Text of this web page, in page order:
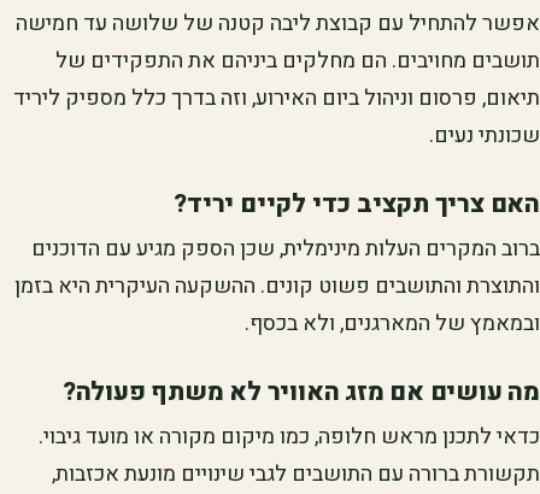
אפשר להתחיל עם קבוצת ליבה קטנה של שלושה עד חמישה
תושבים מחויבים. הם מחלקים ביניהם את התפקידים של
תיאום, פרסום וניהול ביום האירוע, וזה בדרך כלל מספיק ליריד
שכונתי נעים.
האם צריך תקציב כדי לקיים יריד?
ברוב המקרים העלות מינימלית, שכן הספק מגיע עם הדוכנים
והתוצרת והתושבים פשוט קונים. ההשקעה העיקרית היא בזמן
ובמאמץ של המארגנים, ולא בכסף.
מה עושים אם מזג האוויר לא משתף פעולה?
כדאי לתכנן מראש חלופה, כמו מיקום מקורה או מועד גיבוי.
תקשורת ברורה עם התושבים לגבי שינויים מונעת אכזבות,